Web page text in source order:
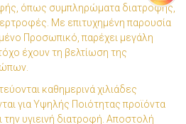
όπως συμπληρώματα διατροφής,
Με επιτυχημένη παρουσία
Προσωπικό, παρέχει μεγάλη
έχουν τη βελτίωση της
καθημερινά χιλιάδες
για Υψηλής Ποιότητας προϊόντα
υγιεινή διατροφή. Αποστολή